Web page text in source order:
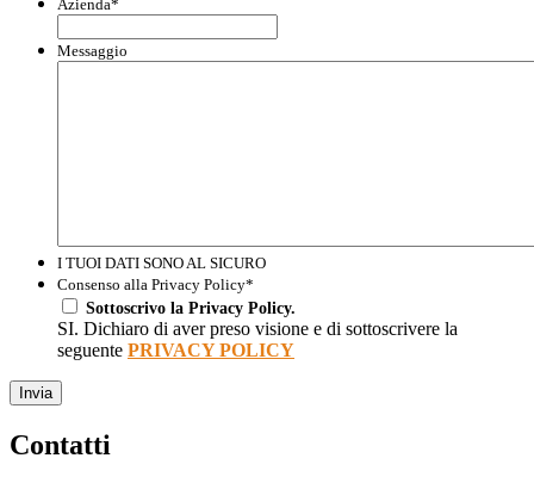
Azienda*
Messaggio
I TUOI DATI SONO AL SICURO
Consenso alla Privacy Policy*
Sottoscrivo la Privacy Policy.
SI. Dichiaro di aver preso visione e di sottoscrivere la
seguente PRIVACY POLICY
Invia
Contatti